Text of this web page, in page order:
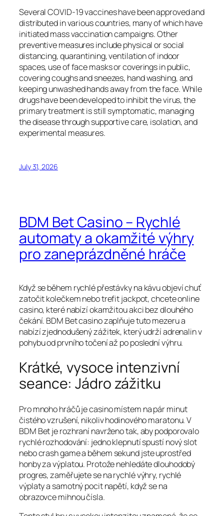
Several COVID-19 vaccines have been approved and
distributed in various countries, many of which have
initiated mass vaccination campaigns. Other
preventive measures include physical or social
distancing, quarantining, ventilation of indoor
spaces, use of face masks or coverings in public,
covering coughs and sneezes, hand washing, and
keeping unwashed hands away from the face. While
drugs have been developed to inhibit the virus, the
primary treatment is still symptomatic, managing
the disease through supportive care, isolation, and
experimental measures.
July 31, 2026
BDM Bet Casino – Rychlé
automaty a okamžité výhry
pro zaneprázdněné hráče
Když se během rychlé přestávky na kávu objeví chuť
zatočit kolečkem nebo trefit jackpot, chcete online
casino, které nabízí okamžitou akci bez dlouhého
čekání. BDM Bet casino zaplňuje tuto mezeru a
nabízí zjednodušený zážitek, který udrží adrenalin v
pohybu od prvního točení až po poslední výhru.
Krátké, vysoce intenzivní
seance: Jádro zážitku
Pro mnoho hráčů je casino místem na pár minut
čistého vzrušení, nikoliv hodinového maratonu. V
BDM Bet je rozhraní navrženo tak, aby podporovalo
rychlé rozhodování: jedno klepnutí spustí nový slot
nebo crash game a během sekund jste uprostřed
honby za výplatou. Protože nehledáte dlouhodobý
progres, zaměřujete se na rychlé výhry, rychlé
výplaty a samotný pocit napětí, když se na
obrazovce mihnou čísla.